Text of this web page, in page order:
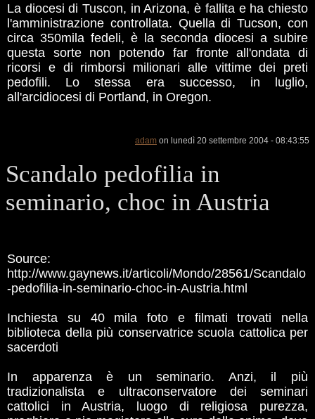
La diocesi di Tuscon, in Arizona, è fallita e ha chiesto
l'amministrazione controllata. Quella di Tucson, con
circa 350mila fedeli, è la seconda diocesi a subire
questa sorte non potendo far fronte all'ondata di
ricorsi e di rimborsi milionari alle vittime dei preti
pedofili. Lo stessa era successo, in luglio,
all'arcidiocesi di Portland, in Oregon.
adam on lunedì 20 settembre 2004 - 08:43:55
Scandalo pedofilia in
seminario, choc in Austria
Source:
http://www.gaynews.it/articoli/Mondo/28561/Scandalo
-pedofilia-in-seminario-choc-in-Austria.html
Inchiesta su 40 mila foto e filmati trovati nella
biblioteca della più conservatrice scuola cattolica per
sacerdoti
In apparenza è un seminario. Anzi, il più
tradizionalista e ultraconservatore dei seminari
cattolici in Austria, luogo di religiosa purezza,